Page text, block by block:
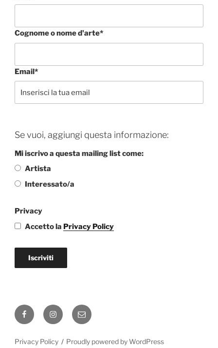
Cognome o nome d'arte*
Email*
Se vuoi, aggiungi questa informazione:
Mi iscrivo a questa mailing list come:
Artista
Interessato/a
Privacy
Accetto la Privacy Policy
Iscriviti
FacebookInstagramEmail
Privacy Policy Proudly powered by WordPress